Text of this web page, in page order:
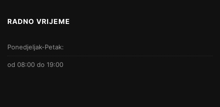
RADNO VRIJEME
Ponedjeljak-Petak:
od 08:00 do 19:00